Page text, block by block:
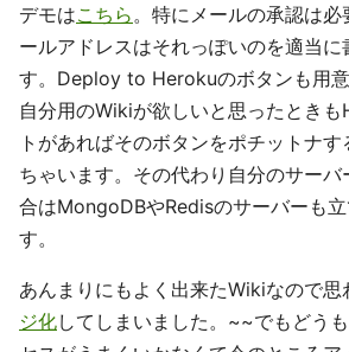
デモはこちら 。特にメールの承認は必
ールアドレスはそれっぽいのを適当に
す。Deploy to Herokuのボタンも用意
自分用のWikiが欲しいと思ったとき
トがあればそのボタンをポチットナ
ちゃいます。その代わり自分のサー
合はMongoDBやRedisのサーバーも
す。
あんまりにもよく出来たWikiなので思
ジ化してしまいました。~~でもどう